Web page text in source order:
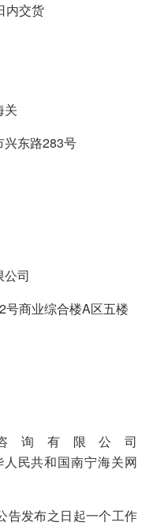
内交货
关
兴东路283号
司
号商业综合楼A区五楼
询有限公司
人民共和国南宁海关网
告发布之日起一个工作